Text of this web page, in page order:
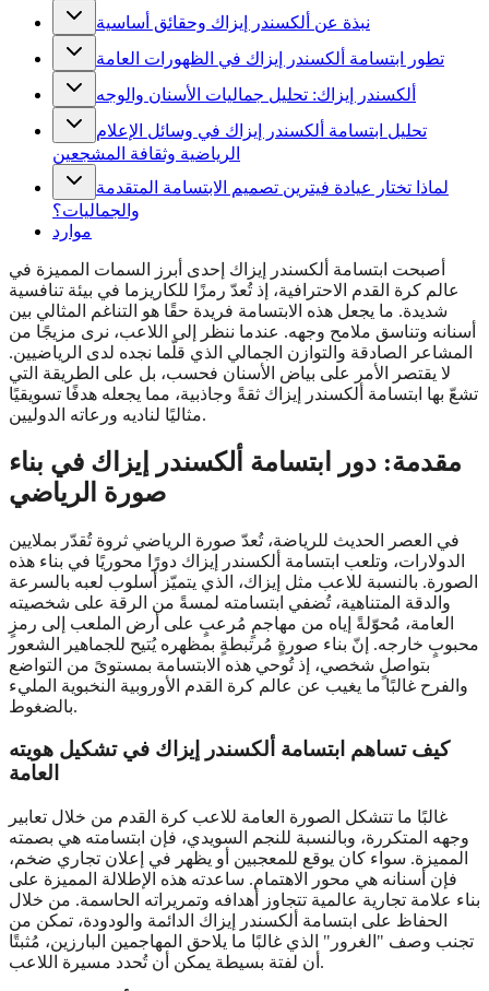
نبذة عن ألكسندر إيزاك وحقائق أساسية
تطور ابتسامة ألكسندر إيزاك في الظهورات العامة
ألكسندر إيزاك: تحليل جماليات الأسنان والوجه
تحليل ابتسامة ألكسندر إيزاك في وسائل الإعلام
الرياضية وثقافة المشجعين
لماذا تختار عيادة فيترين تصميم الابتسامة المتقدمة
والجماليات؟
موارد
أصبحت ابتسامة ألكسندر إيزاك إحدى أبرز السمات المميزة في
عالم كرة القدم الاحترافية، إذ تُعدّ رمزًا للكاريزما في بيئة تنافسية
شديدة. ما يجعل هذه الابتسامة فريدة حقًا هو التناغم المثالي بين
أسنانه وتناسق ملامح وجهه. عندما ننظر إلى اللاعب، نرى مزيجًا من
المشاعر الصادقة والتوازن الجمالي الذي قلّما نجده لدى الرياضيين.
لا يقتصر الأمر على بياض الأسنان فحسب، بل على الطريقة التي
تشعّ بها ابتسامة ألكسندر إيزاك ثقةً وجاذبية، مما يجعله هدفًا تسويقيًا
مثاليًا لناديه ورعاته الدوليين.
مقدمة: دور ابتسامة ألكسندر إيزاك في بناء
صورة الرياضي
في العصر الحديث للرياضة، تُعدّ صورة الرياضي ثروة تُقدّر بملايين
الدولارات، وتلعب ابتسامة ألكسندر إيزاك دورًا محوريًا في بناء هذه
الصورة. بالنسبة للاعب مثل إيزاك، الذي يتميّز أسلوب لعبه بالسرعة
والدقة المتناهية، تُضفي ابتسامته لمسةً من الرقة على شخصيته
العامة، مُحوّلةً إياه من مهاجمٍ مُرعبٍ على أرض الملعب إلى رمزٍ
محبوبٍ خارجه. إنّ بناء صورةٍ مُرتبطةٍ بمظهره يُتيح للجماهير الشعور
بتواصلٍ شخصي، إذ تُوحي هذه الابتسامة بمستوىً من التواضع
والفرح غالبًا ما يغيب عن عالم كرة القدم الأوروبية النخبوية المليء
بالضغوط.
كيف تساهم ابتسامة ألكسندر إيزاك في تشكيل هويته
العامة
غالبًا ما تتشكل الصورة العامة للاعب كرة القدم من خلال تعابير
وجهه المتكررة، وبالنسبة للنجم السويدي، فإن ابتسامته هي بصمته
المميزة. سواء كان يوقع للمعجبين أو يظهر في إعلان تجاري ضخم،
فإن أسنانه هي محور الاهتمام. ساعدته هذه الإطلالة المميزة على
بناء علامة تجارية عالمية تتجاوز أهدافه وتمريراته الحاسمة. من خلال
الحفاظ على ابتسامة ألكسندر إيزاك الدائمة والودودة، تمكن من
تجنب وصف "الغرور" الذي غالبًا ما يلاحق المهاجمين البارزين، مُثبتًا
أن لفتة بسيطة يمكن أن تُحدد مسيرة اللاعب.